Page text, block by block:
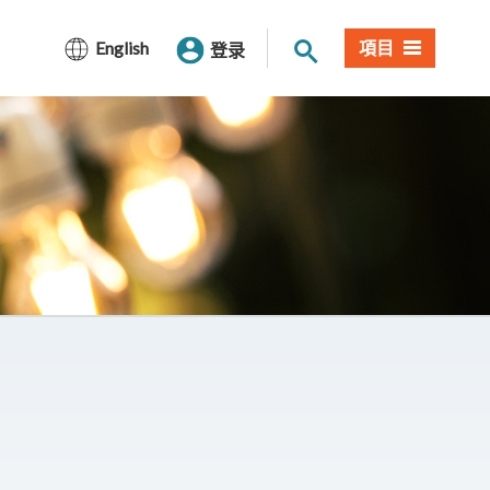
English 登录 网站搜索項目